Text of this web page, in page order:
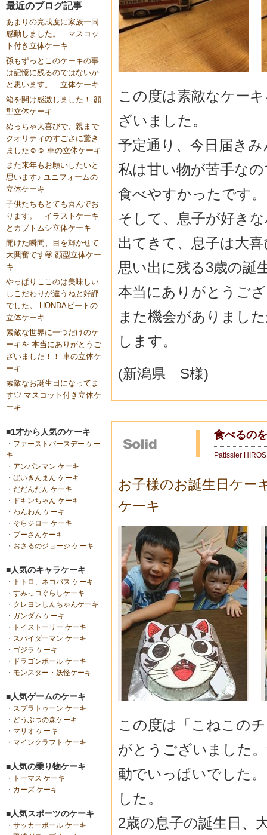
最近のブログ記事
あまりの完成度に家族一同
感動しました。 マスコッ
ト付き立体ケーキ
孫もずっとこのケーキの事
は記憶に残るのではないか
と思います。 立体ケーキ
箱を開け感激しました！ 顔
型立体ケーキ
めっちゃ大喜びで、親まで
クオリティのすごさに驚き
ました☺️☺️ 車の立体ケーキ
また来年もお願いしたいと
思います♪ ユニフォームの
立体ケーキ
子供たちもとても喜んでお
ります。 イラストケーキ
とカブトムシ立体ケーキ
開けた瞬間、目を輝かせて
大興奮です🤩 顔型立体ケー
キ
やっぱりここのは美味しい
しこだわりが違うねと好評
でした。 HONDAビートの
立体ケーキ
素敵な世界に一つだけのケ
ーキを 本当にありがとうご
ざいました！！ 車の立体ケ
ーキ
素敵なお誕生日になってま
す♡ マスコット付き立体ケ
ーキ
■1才から人気のケーキ
・ ファーストバースデー ケー
キ
・ アンパンマン ケーキ
・ ばいきんまん ケーキ
・ だだんだん ケーキ
・
ドキンちゃん ケーキ
・ わんわん ケーキ
・ そらジロー ケーキ
・ プーさんケーキ
・ おさるのジョージ ケーキ
■人気のキャラケーキ
・
トトロ、ネコバス ケーキ
・ すみっコぐらしケーキ
・ クレヨンしんちゃんケーキ
・ ガンダム ケーキ
・
トイストーリー ケーキ
・ スパイダーマン ケーキ
・ ゴジラ ケーキ
・
ドラゴンボール ケーキ
・ モンスター・妖怪ケーキ
■人気ゲームのケーキ
・ スプラトゥーン ケーキ
・ どうぶつの森ケーキ
・ マリオ ケーキ
・ マインクラフト ケーキ
■人気の乗り物ケーキ
・
トーマス ケーキ
・ カーズ ケーキ
■人気スポーツのケーキ
・ サッカーボール ケーキ
この度は素敵なケー
ざいました。
予定通り、今日届き
私は甘い物が苦手な
食べやすかったです。
そして、息子が好き
出てきて、息子は大
思い出に残る3歳の誕
本当にありがとうご
また機会がありまし
します。
(新潟県 S様)
食べるの
Patissier
お子様のお誕生日ケー
ケーキ
この度は「こねこの
がとうございました
動でいっぱいでした
した。
2歳の息子の誕生日、